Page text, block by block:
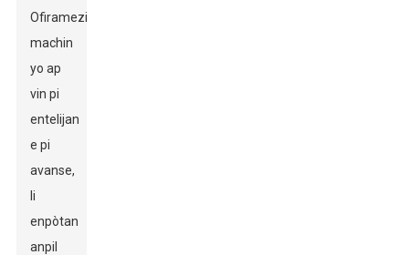
Ofiramezi
machin
yo ap
vin pi
entelijan
e pi
avanse,
li
enpòtan
anpil